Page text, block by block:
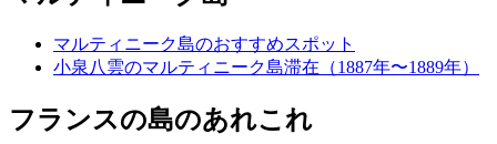
マルティニーク島のおすすめスポット
小泉八雲のマルティニーク島滞在（1887年〜1889年）
フランスの島のあれこれ